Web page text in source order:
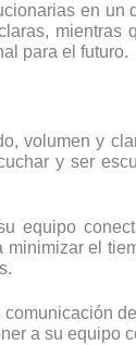
en
mientras
para el futuro.
volumen y
y ser
equipo
el
a su equipo